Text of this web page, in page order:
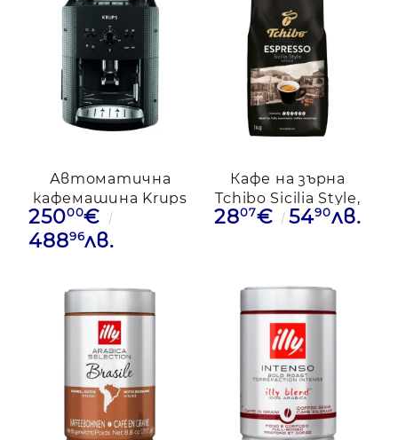
Автоматична
кафемашина Krups
Essential EA810B70,
15 bar, сива
25000€
48896лв.
Кафе на зърна
Tchibo Sicilia Style,
1кг
2807€ 5490лв.